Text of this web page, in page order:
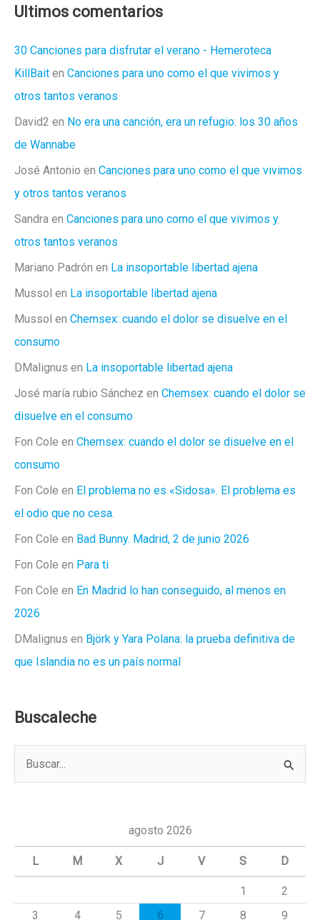
deberías
Ultimos comentarios
30 Canciones para disfrutar el verano - Hemeroteca
KillBait en Canciones para uno como el que vivimos y
otros tantos veranos
David2 en No era una canción, era un refugio: los 30 años
de Wannabe
José Antonio en Canciones para uno como el que vivimos
y otros tantos veranos
Sandra en Canciones para uno como el que vivimos y
otros tantos veranos
Mariano Padrón en La insoportable libertad ajena
Mussol en La insoportable libertad ajena
Mussol en Chemsex: cuando el dolor se disuelve en el
consumo
DMalignus en La insoportable libertad ajena
José maría rubio Sánchez en Chemsex: cuando el dolor se
disuelve en el consumo
Fon Cole en Chemsex: cuando el dolor se disuelve en el
consumo
Fon Cole en El problema no es «Sidosa». El problema es
el odio que no cesa.
Fon Cole en Bad Bunny. Madrid, 2 de junio 2026
Fon Cole en Para ti
Fon Cole en En Madrid lo han conseguido, al menos en
2026
DMalignus en Björk y Yara Polana: la prueba definitiva de
que Islandia no es un país normal
Buscaleche
a
agosto 2026
L M X J V S D
1
2
3
4 5 6 7 8 9